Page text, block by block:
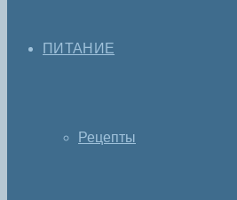
ПИТАНИЕ
Рецепты